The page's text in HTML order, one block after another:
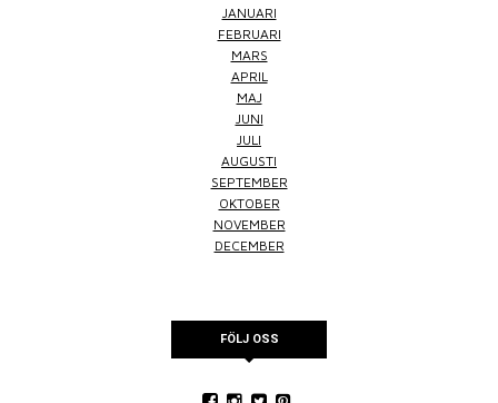
JANUARI
FEBRUARI
MARS
APRIL
MAJ
JUNI
JULI
AUGUSTI
SEPTEMBER
OKTOBER
NOVEMBER
DECEMBER
FÖLJ OSS